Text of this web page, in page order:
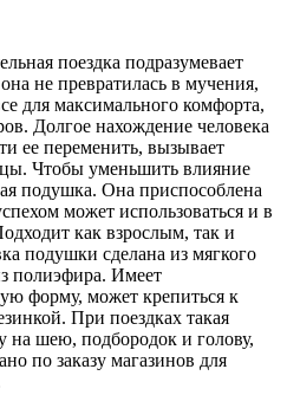
поездка подразумевает
не превратилась в мучения,
для максимального комфорта,
Долгое нахождение человека
ее переменить, вызывает
Чтобы уменьшить влияние
подушка. Она приспособлена
может использоваться и в
как взрослым, так и
подушки сделана из мягкого
полиэфира. Имеет
форму, может крепиться к
При поездках такая
на шею, подбородок и голову,
по заказу магазинов для